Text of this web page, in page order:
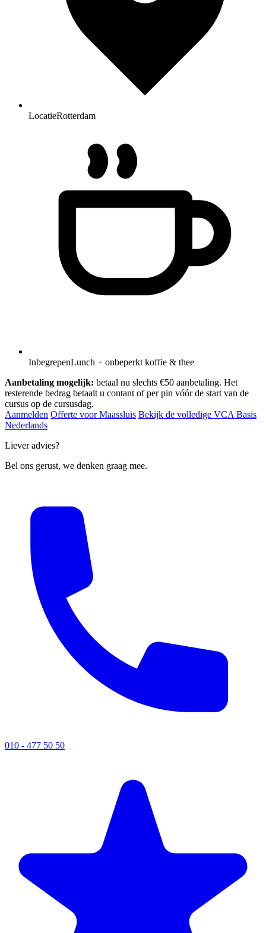
LocatieRotterdam
InbegrepenLunch + onbeperkt koffie & thee
Aanbetaling mogelijk: betaal nu slechts €50 aanbetaling. Het
resterende bedrag betaalt u contant of per pin vóór de start van de
cursus op de cursusdag.
Aanmelden Offerte voor Maassluis Bekijk de volledige VCA Basis
Nederlands
Liever advies?
Bel ons gerust, we denken graag mee.
010 - 477 50 50